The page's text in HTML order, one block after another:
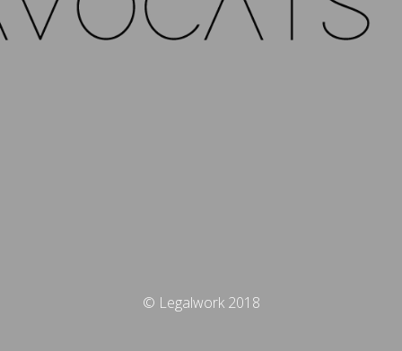
© Legalwork 2018